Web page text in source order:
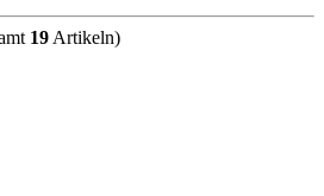
19 Artikeln)